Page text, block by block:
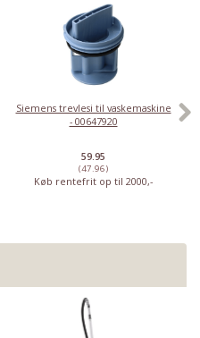
Siemens trevlesi til vaskemaskine
- 00647920
59.95
(47.96)
Køb rentefrit op til 2000,-